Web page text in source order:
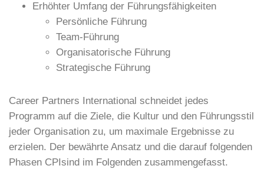
Erhöhter Umfang der Führungsfähigkeiten
Persönliche Führung
Team-Führung
Organisatorische Führung
Strategische Führung
Career Partners International schneidet jedes
Programm auf die Ziele, die Kultur und den Führungsstil
jeder Organisation zu, um maximale Ergebnisse zu
erzielen. Der bewährte Ansatz und die darauf folgenden
Phasen CPIsind im Folgenden zusammengefasst.